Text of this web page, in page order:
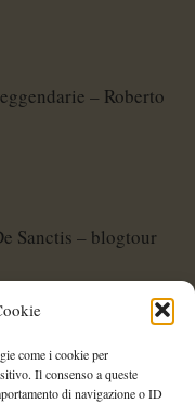
come i cookie per
Il consenso a queste
di navigazione o ID
– Roberto
Sanctis – blogtour